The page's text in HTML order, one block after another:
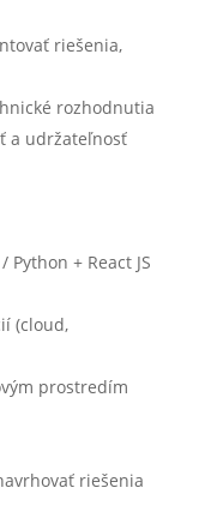
riešenia,
rozhodnutia
a udržateľnosť
+ React JS
(cloud,
prostredím
riešenia